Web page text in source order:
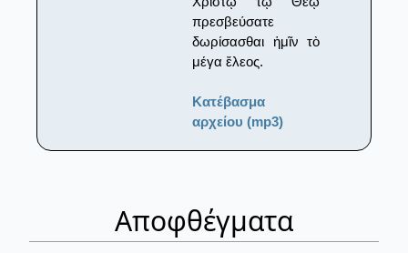
πρεσβεύσατε
δωρίσασθαι ἡμῖν τὸ
μέγα ἔλεος.
Κατέβασμα
αρχείου (mp3)
Αποφθέγματα